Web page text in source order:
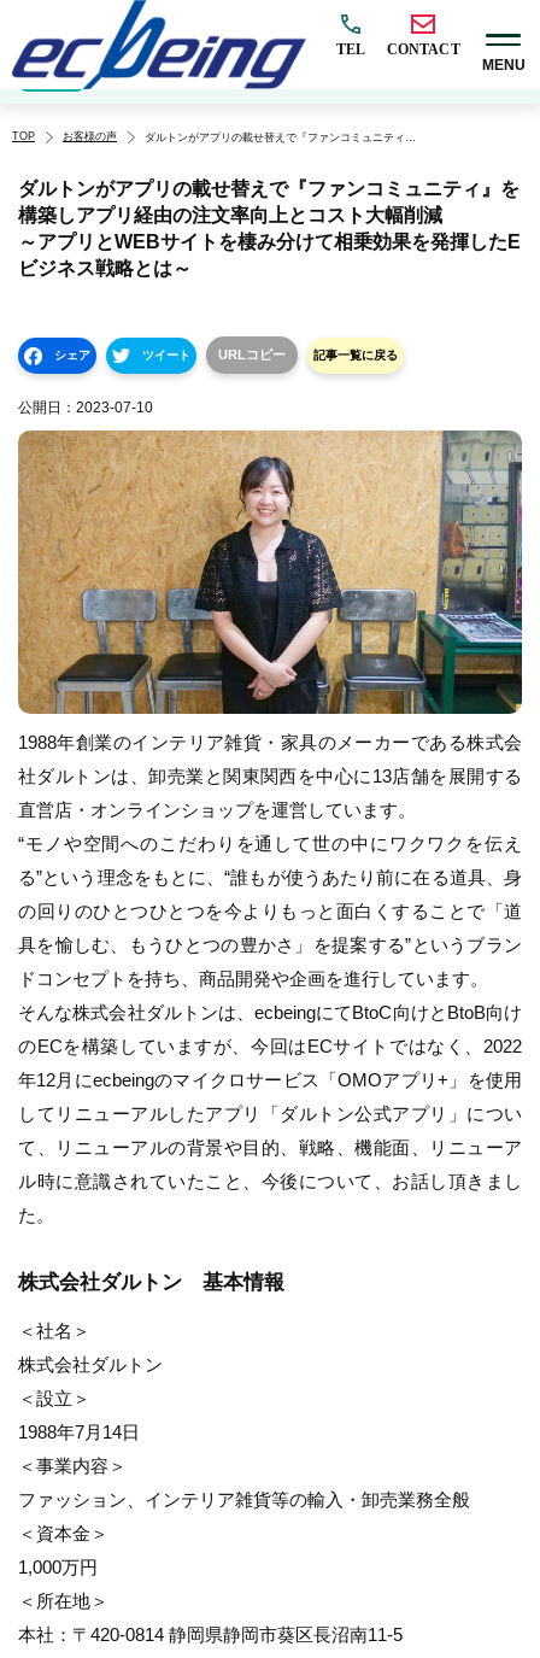
TEL
CONTACT
MENU
TOP お客様の声
ダルトンがアプリの載せ替えで『ファンコミュニティ』を構築しアプリ経由の注文率向上とコスト大幅削減
ダルトンがアプリの載せ替えで『ファンコミュニティ』を
構築しアプリ経由の注文率向上とコスト大幅削減
～アプリとWEBサイトを棲み分けて相乗効果を発揮したE
ビジネス戦略とは～
シェア ツイート URLコピー 記事一覧に戻る
公開日： 2023-07-10
1988年創業のインテリア雑貨・家具のメーカーである株式会
社ダルトンは、卸売業と関東関西を中心に13店舗を展開する
直営店・オンラインショップを運営しています。
“モノや空間へのこだわりを通して世の中にワクワクを伝え
る”という理念をもとに、“誰もが使うあたり前に在る道具、身
の回りのひとつひとつを今よりもっと面白くすることで「道
具を愉しむ、もうひとつの豊かさ」を提案する”というブラン
ドコンセプトを持ち、商品開発や企画を進行しています。
そんな株式会社ダルトンは、ecbeingにてBtoC向けとBtoB向け
のECを構築していますが、今回はECサイトではなく、2022
年12月にecbeingのマイクロサービス「OMOアプリ+」を使用
してリニューアルしたアプリ「ダルトン公式アプリ」につい
て、リニューアルの背景や目的、戦略、機能面、リニューア
ル時に意識されていたこと、今後について、お話し頂きまし
た。
株式会社ダルトン 基本情報
＜社名＞
株式会社ダルトン
＜設立＞
1988年7月14日
＜事業内容＞
ファッション、インテリア雑貨等の輸入・卸売業務全般
＜資本金＞
1,000万円
＜所在地＞
本社：〒420-0814 静岡県静岡市葵区長沼南11-5
カテゴリ EC構築 マーケティング BtoB